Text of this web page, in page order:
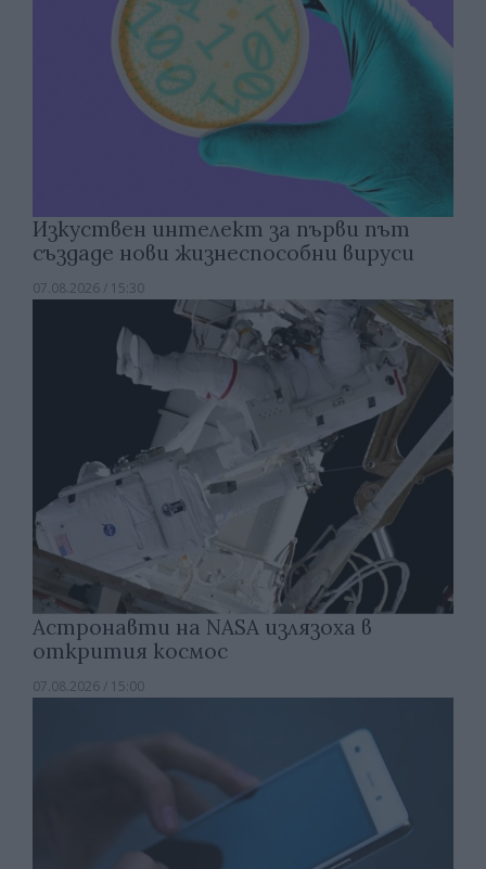
Изкуствен интелект за първи път
създаде нови жизнеспособни вируси
07.08.2026 / 15:30
Астронавти на NASA излязоха в
открития космос
07.08.2026 / 15:00